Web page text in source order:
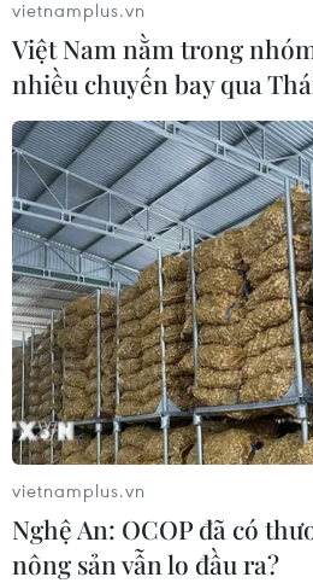
Đề xuất 5 nhóm chính sách
Luật Trưng mua, trưng dụng
04/08/2026 11:56
UBS bị phạt 125 triệu USD vì
luật chống rửa tiền
04/08/2026 04:58
Xem thêm
vietnamplus.vn
Việt Nam nằm trong
nhiều chuyến bay qua
vietnamplus.vn
Nghệ An: OCOP đã có
nông sản vẫn lo đầu ra?